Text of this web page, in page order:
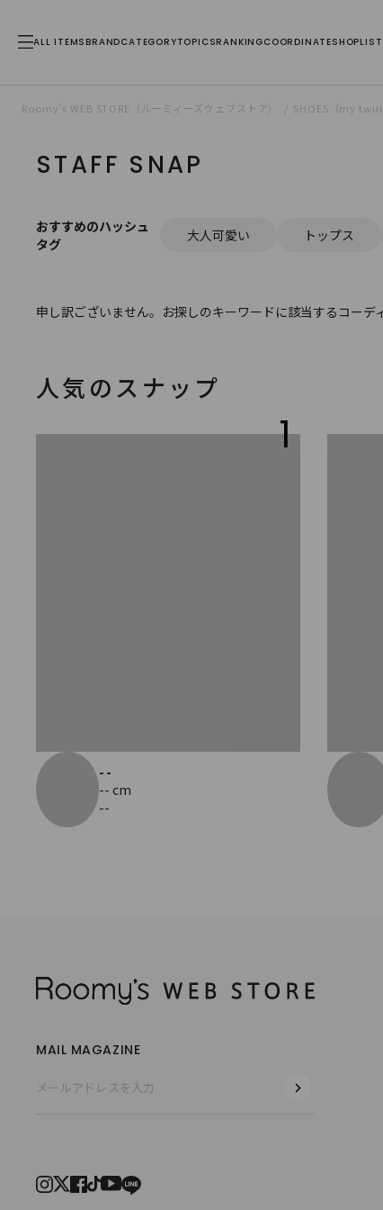
ALL ITEMSBRANDCATEGORYTOPICSRANKINGCOORDINATESHOPLIST
Roomy’s WEB STORE（ルーミィーズウェブストア） SHOES（my
STAFF SNAP
おすすめのハッシュ
タグ
大人可愛い トップス
申し訳ございません。お探しのキーワードに該当するコーデ
人気のスナップ
1
--
-- cm
--
MAIL MAGAZINE